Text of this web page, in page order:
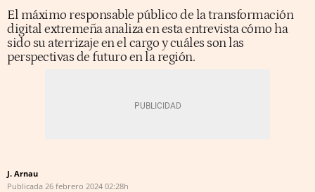
El máximo responsable público de la transformación
digital extremeña analiza en esta entrevista cómo ha
sido su aterrizaje en el cargo y cuáles son las
perspectivas de futuro en la región.
J. Arnau
Publicada 26 febrero 2024 02:28h